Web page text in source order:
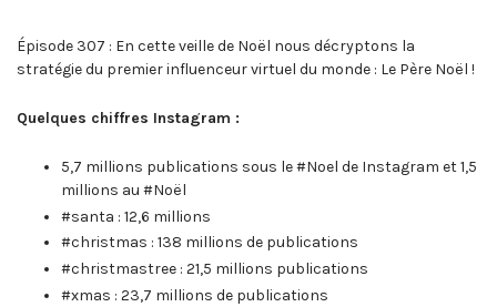
Épisode 307 : En cette veille de Noël nous décryptons la
stratégie du premier influenceur virtuel du monde : Le Père Noël !
Quelques chiffres Instagram :
5,7 millions publications sous le #Noel de Instagram et 1,5
millions au #Noël
#santa : 12,6 millions
#christmas : 138 millions de publications
#christmastree : 21,5 millions publications
#xmas : 23,7 millions de publications